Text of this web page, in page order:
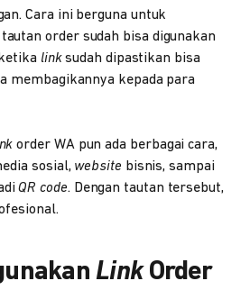
Cara ini berguna untuk
order sudah bisa digunakan
linksudah dipastikan bisa
membagikannya kepada para
order WA pun ada berbagai cara,
sosial, website bisnis, sampai
QR code. Dengan tautan tersebut,
LinkOrder